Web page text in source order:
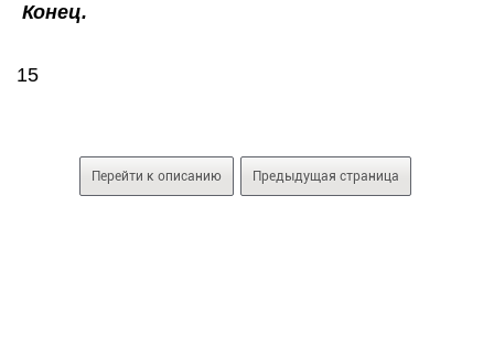
Конец.
15
Перейти к описанию Предыдущая страница